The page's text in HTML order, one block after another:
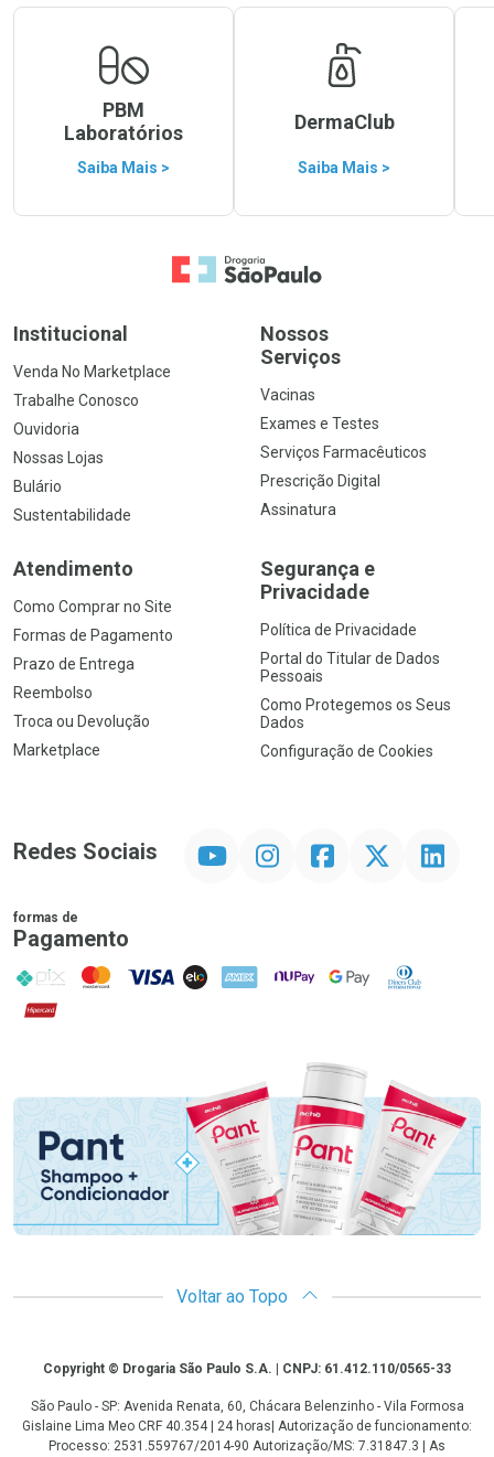
PBM
Laboratórios
Saiba Mais >
DermaClub
Saiba Mais >
Ir para a Home
Institucional
Venda No Marketplace
Trabalhe Conosco
Ouvidoria
Nossas Lojas
Bulário
Sustentabilidade
Nossos
Serviços
Vacinas
Exames e Testes
Serviços Farmacêuticos
Prescrição Digital
Assinatura
Atendimento
Como Comprar no Site
Formas de Pagamento
Prazo de Entrega
Reembolso
Troca ou Devolução
Marketplace
Segurança e
Privacidade
Política de Privacidade
Portal do Titular de Dados
Pessoais
Como Protegemos os Seus
Dados
Configuração de Cookies
Redes Sociais InstagramFacebookTwitter Linkedin
formas de
Pagamento
PIX MasterCard
VISA ELO AMEX NuPay Google PayDiners Club
Hipercard
Promoção em Destaque
Voltar ao Topo
CopyrightCopyright © Drogaria São Paulo S.A. | CNPJ: 61.412.110/0565-33
São Paulo - SP: Avenida Renata, 60, Chácara Belenzinho - Vila Formosa
Gislaine Lima Meo CRF 40.354 | 24 horas| Autorização de funcionamento:
Processo: 2531.559767/2014-90 Autorização/MS: 7.31847.3 | As